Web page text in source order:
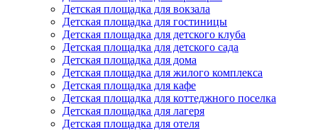
Детская площадка для вокзала
Детская площадка для гостиницы
Детская площадка для детского клуба
Детская площадка для детского сада
Детская площадка для дома
Детская площадка для жилого комплекса
Детская площадка для кафе
Детская площадка для коттеджного поселка
Детская площадка для лагеря
Детская площадка для отеля